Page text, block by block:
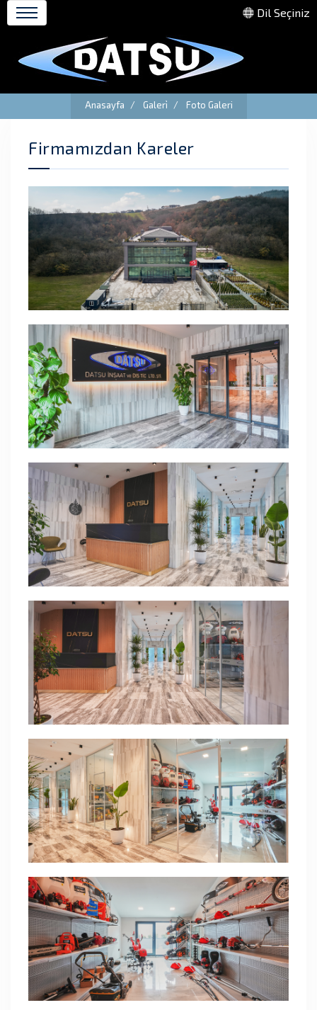
Dil Seçiniz
Firmamızdan Kareler
Anasayfa Galeri̇ Foto Galeri
Firmamızdan Kareler